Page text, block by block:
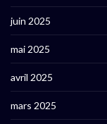
juin 2025
mai 2025
avril 2025
mars 2025